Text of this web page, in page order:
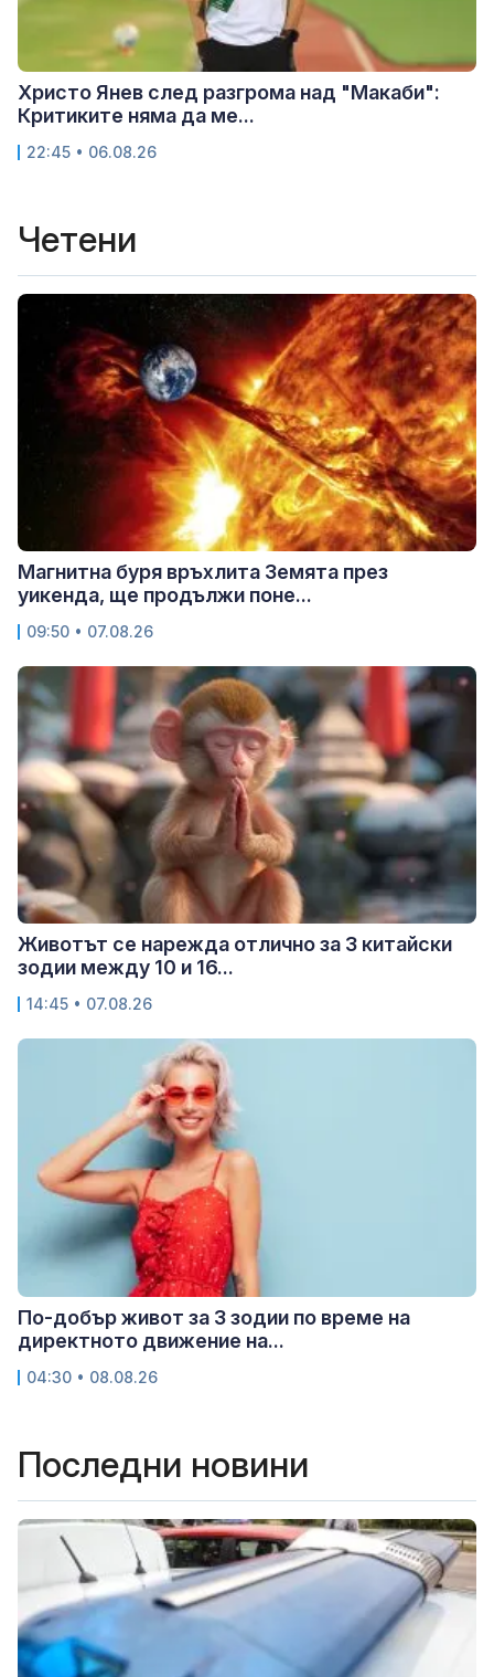
Христо Янев след разгрома над "Макаби":
Критиките няма да ме...
22:45 • 06.08.26
Четени
Магнитна буря връхлита Земята през
уикенда, ще продължи поне...
09:50 • 07.08.26
Животът се нарежда отлично за 3 китайски
зодии между 10 и 16...
14:45 • 07.08.26
По-добър живот за 3 зодии по време на
директното движение на...
04:30 • 08.08.26
Последни новини